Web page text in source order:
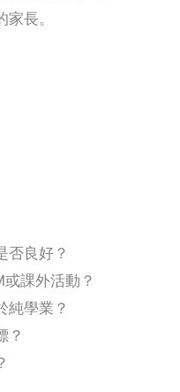
長。
否良好？
課外活動？
純學業？
？